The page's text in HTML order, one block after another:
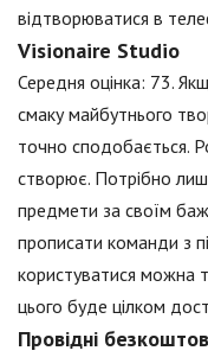
відтворюватися в
Visionaire Studio
Середня оцінка: 73.
смаку майбутнього
точно сподобається.
створює. Потрібно
предмети за своїм
прописати команди з
користуватися можна
цього буде цілком
Провідні